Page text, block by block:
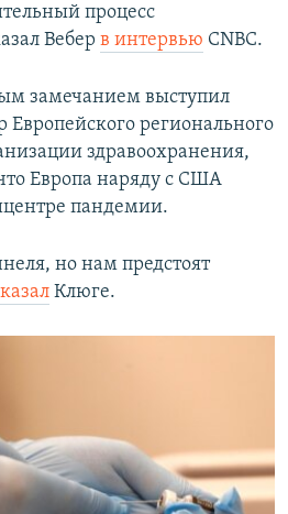
процесс
Вебер в интервью CNBC.
замечанием выступил
регионального
здравоохранения,
Европа наряду с США
пандемии.
но нам предстоят
Клюге.